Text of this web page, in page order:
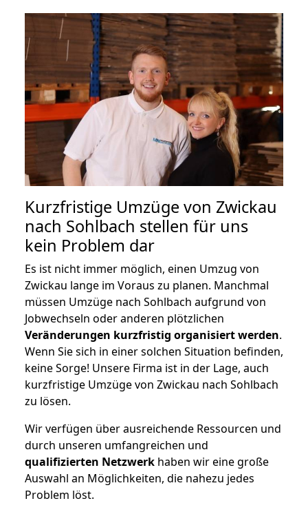
Kurzfristige Umzüge von Zwickau
nach Sohlbach stellen für uns
kein Problem dar
Es ist nicht immer möglich, einen Umzug von
Zwickau lange im Voraus zu planen. Manchmal
müssen Umzüge nach Sohlbach aufgrund von
Jobwechseln oder anderen plötzlichen
Veränderungen kurzfristig organisiert werden.
Wenn Sie sich in einer solchen Situation befinden,
keine Sorge! Unsere Firma ist in der Lage, auch
kurzfristige Umzüge von Zwickau nach Sohlbach
zu lösen.
Wir verfügen über ausreichende Ressourcen und
durch unseren umfangreichen und
qualifizierten Netzwerk haben wir eine große
Auswahl an Möglichkeiten, die nahezu jedes
Problem löst.